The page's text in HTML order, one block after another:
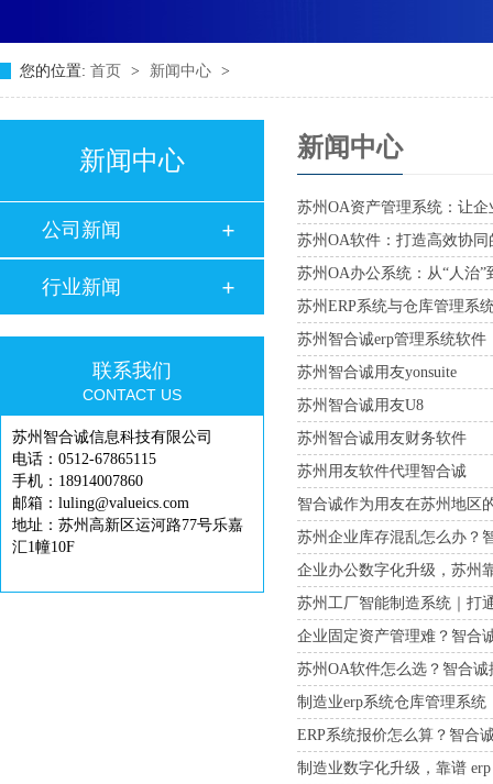
您的位置: 首页 > 新闻中心 >
新闻中心
公司新闻
行业新闻
联系我们
CONTACT US
苏州智合诚信息科技有限公司
电话：0512-67865115
手机：18914007860
邮箱：luling@valueics.com
地址：苏州高新区运河路77号乐嘉
汇1幢10F
新闻中心
苏州OA资产管理系统：让企
苏州OA软件：打造高效协
苏州OA办公系统：从“人治”
苏州ERP系统与仓库管理系
苏州智合诚erp管理系统软件
苏州智合诚用友yonsuite
苏州智合诚用友U8
苏州智合诚用友财务软件
苏州用友软件代理智合诚
智合诚作为用友在苏州地区
苏州企业库存混乱怎么办？
企业办公数字化升级，苏州
苏州工厂智能制造系统｜打
企业固定资产管理难？智合
苏州OA软件怎么选？智合
制造业erp系统仓库管理系
ERP系统报价怎么算？智合
制造业数字化升级，靠谱